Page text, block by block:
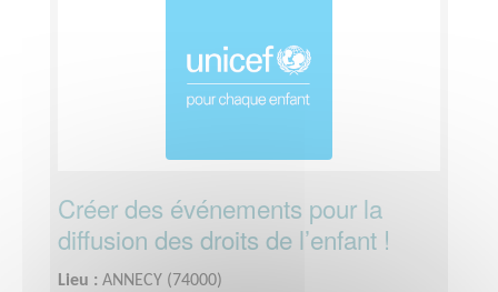
Créer des événements pour la
diffusion des droits de l’enfant !
Lieu : ANNECY (74000)